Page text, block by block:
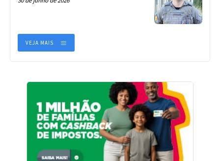
VEJA MAIS